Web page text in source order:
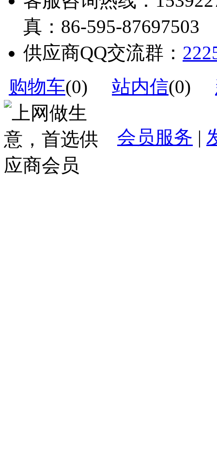
真：86-595-87697503
供应商QQ交流群：
购物车(0) 站内信(0)
会员服务 |